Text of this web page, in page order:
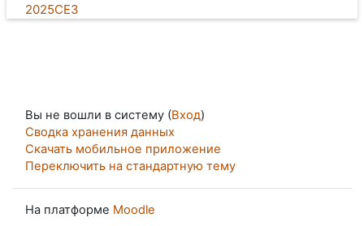
2025CE3
Вы не вошли в систему (Вход)
Сводка хранения данных
Скачать мобильное приложение
Переключить на стандартную тему
На платформе Moodle